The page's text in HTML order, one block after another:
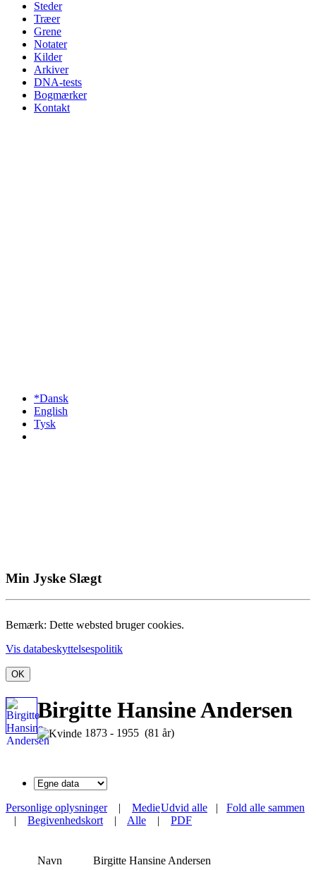
Steder
Træer
Grene
Notater
Kilder
Arkiver
DNA-tests
Bogmærker
Kontakt
*Dansk
English
Tysk
Min Jyske Slægt
Bemærk: Dette websted bruger cookies.
Vis databeskyttelsespolitik
OK
Birgitte Hansine Andersen
1873 - 1955 (81 år)
Udvid alle | Fold alle sammen
Personlige oplysninger| Medie
| Begivenhedskort | Alle | PDF
Navn Birgitte Hansine Andersen